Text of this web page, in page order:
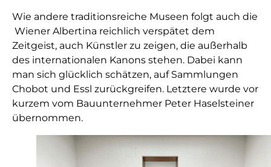
Wie andere traditionsreiche Museen folgt auch die
Wiener Albertina reichlich verspätet dem
Zeitgeist, auch Künstler zu zeigen, die außerhalb
des internationalen Kanons stehen. Dabei kann
man sich glücklich schätzen, auf Sammlungen
Chobot und Essl zurückgreifen. Letztere wurde vor
kurzem vom Bauunternehmer Peter Haselsteiner
übernommen.